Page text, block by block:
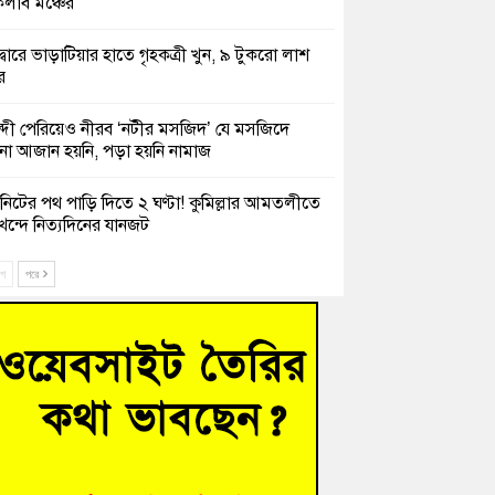
ভাড়াটিয়ার হাতে গৃহকত্রী খুন, ৯ টুকরো লাশ
পেরিয়েও নীরব ‘নটীর মসজিদ’ যে মসজিদে
আজান হয়নি, পড়া হয়নি নামাজ
পথ পাড়ি দিতে ২ ঘণ্টা! কুমিল্লার আমতলীতে
নিত্যদিনের যানজট
তিন সভাপতির স্মরণ সভা করলো কুমিল্লা প্রেসক্লাব
নিখোঁজের ৩ দিন পর ফিশারির পুকুরে
মরদেহ উদ্ধার
পরে